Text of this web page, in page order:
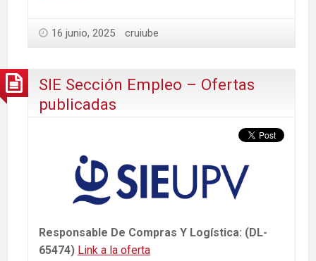
16 junio, 2025 cruiube
SIE Sección Empleo – Ofertas
publicadas
Responsable De Compras Y Logística: (DL-
65474) Link a la oferta